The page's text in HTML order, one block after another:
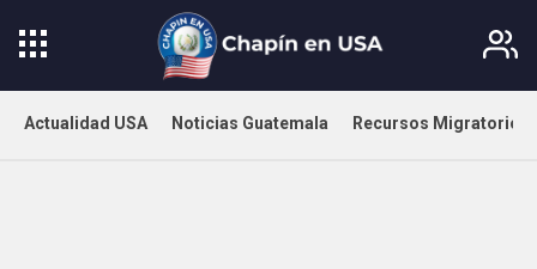
Actualidad USA Noticias Guatemala Recursos Migratorios